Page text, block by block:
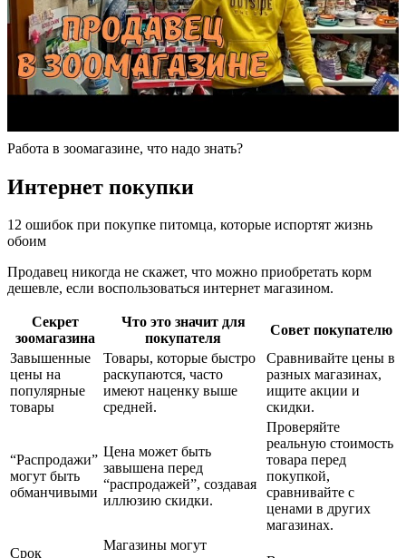
Работа в зоомагазине, что надо знать?
Интернет покупки
12 ошибок при покупке питомца, которые испортят жизнь
обоим
Продавец никогда не скажет, что можно приобретать корм
дешевле, если воспользоваться интернет магазином.
Секрет
зоомагазина
Что это значит для
покупателя
Совет покупателю
Завышенные
цены на
популярные
товары
Товары, которые быстро
раскупаются, часто
имеют наценку выше
средней.
Сравнивайте цены в
разных магазинах,
ищите акции и
скидки.
“Распродажи”
могут быть
обманчивыми
Цена может быть
завышена перед
“распродажей”, создавая
иллюзию скидки.
Проверяйте
реальную стоимость
товара перед
покупкой,
сравнивайте с
ценами в других
магазинах.
Срок
Магазины могут